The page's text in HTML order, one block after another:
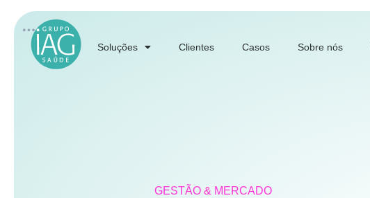
Soluções Clientes Casos Sobre nós
GESTÃO & MERCADO